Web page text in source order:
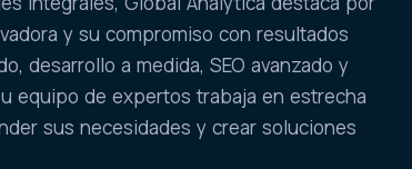
y su compromiso con resultados
desarrollo a medida, SEO avanzado y
equipo de expertos trabaja en estrecha
sus necesidades y crear soluciones